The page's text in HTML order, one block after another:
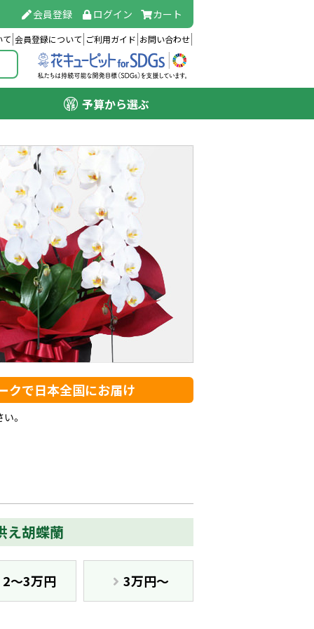
会員登録 ログイン カート
て 会員登録について ご利用ガイド お問い合わせ
予算から選ぶ
クで日本全国にお届け
。
え胡蝶蘭
2〜3万円 3万円〜